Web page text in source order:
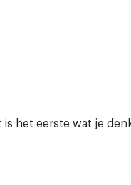
het eerste wat je